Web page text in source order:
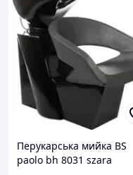
Перукарська мийка BS
paolo bh 8031 szara